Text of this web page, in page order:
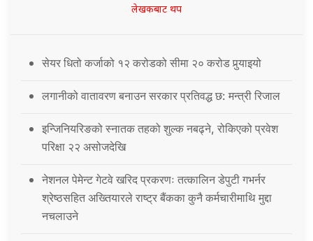
लेखकबाट थप
सेयर धितो कर्जाको १२ करोडको सीमा २० करोड पुर्‍याइयो
लगानीको वातावरण बनाउन सरकार प्रतिवद्ध छ: मन्त्री रिजाल
इन्जिनियरिङको स्नातक तहको शुल्क नबढ्ने, रोकिएको प्रवेश
परिक्षा २२ असोजदेखि
नेशनल पेमेन्ट गेटवे खरिद प्रकरणः तत्कालिन डेपुटी गभर्नर
श्रेष्ठसहित अख्तियारले राष्ट्र बैंकका कुनै कर्मचारीमाथि मुद्दा
नचलाउने